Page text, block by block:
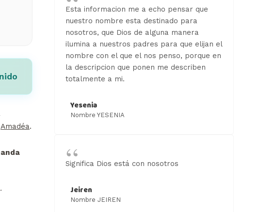
Amadéa.
.
Esta informacion me a echo pensar que
nuestro nombre esta destinado para
nosotros, que Dios de alguna manera
ilumina a nuestros padres para que elijan el
nombre con el que el nos penso, porque en
la descripcion que ponen me describen
totalmente a mi.
Yesenia
Nombre YESENIA
Significa Dios está con nosotros
Jeiren
Nombre JEIREN